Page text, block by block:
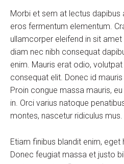
Morbi et sem at lectus dapibus
eros fermentum elementum.
ullamcorper eleifend in sit
diam nec nibh consequat
enim. Mauris erat odio,
consequat elit. Donec id
Proin congue massa mauris,
in. Orci varius natoque
montes, nascetur ridiculus mus.
Etiam finibus blandit enim,
Donec feugiat massa et justo